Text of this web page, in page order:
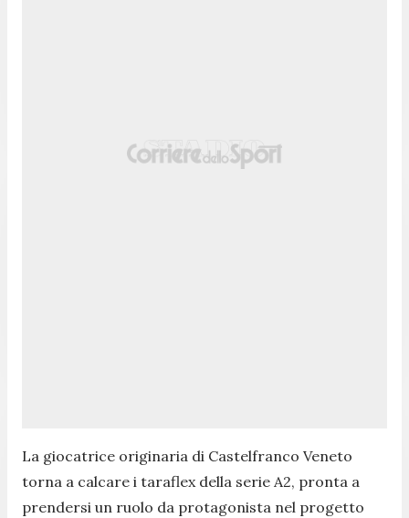
La giocatrice originaria di Castelfranco Veneto
torna a calcare i taraflex della serie A2, pronta a
prendersi un ruolo da protagonista nel progetto